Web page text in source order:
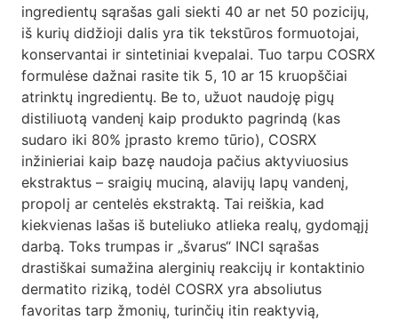
ingredientų sąrašas gali siekti 40 ar net 50 pozicijų,
iš kurių didžioji dalis yra tik tekstūros formuotojai,
konservantai ir sintetiniai kvepalai. Tuo tarpu COSRX
formulėse dažnai rasite tik 5, 10 ar 15 kruopščiai
atrinktų ingredientų. Be to, užuot naudoję pigų
distiliuotą vandenį kaip produkto pagrindą (kas
sudaro iki 80% įprasto kremo tūrio), COSRX
inžinieriai kaip bazę naudoja pačius aktyviuosius
ekstraktus – sraigių muciną, alavijų lapų vandenį,
propolį ar centelės ekstraktą. Tai reiškia, kad
kiekvienas lašas iš buteliuko atlieka realų, gydomąjį
darbą. Toks trumpas ir „švarus“ INCI sąrašas
drastiškai sumažina alerginių reakcijų ir kontaktinio
dermatito riziką, todėl COSRX yra absoliutus
favoritas tarp žmonių, turinčių itin reaktyvią,